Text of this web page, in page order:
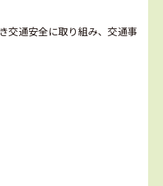
交通安全に取り組み、交通事